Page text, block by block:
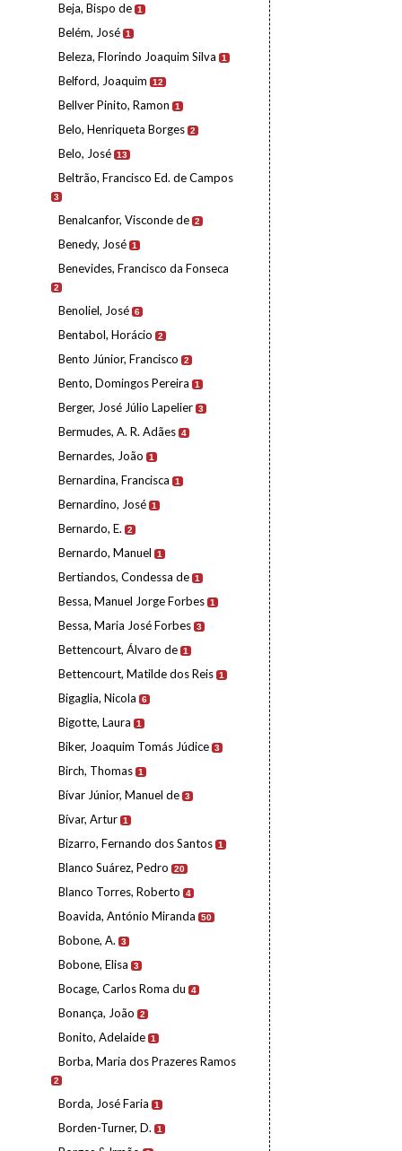
Beja, Bispo de 1
Belém, José 1
Beleza, Florindo Joaquim Silva 1
Belford, Joaquim 12
Bellver Pinito, Ramon 1
Belo, Henriqueta Borges 2
Belo, José 13
Beltrão, Francisco Ed. de Campos
3
Benalcanfor, Visconde de 2
Benedy, José 1
Benevides, Francisco da Fonseca
2
Benoliel, José 6
Bentabol, Horácio 2
Bento Júnior, Francisco 2
Bento, Domingos Pereira 1
Berger, José Júlio Lapelier 3
Bermudes, A. R. Adães 4
Bernardes, João 1
Bernardina, Francisca 1
Bernardino, José 1
Bernardo, E. 2
Bernardo, Manuel 1
Bertiandos, Condessa de 1
Bessa, Manuel Jorge Forbes 1
Bessa, Maria José Forbes 3
Bettencourt, Álvaro de 1
Bettencourt, Matilde dos Reis 1
Bigaglia, Nicola 6
Bigotte, Laura 1
Biker, Joaquim Tomás Júdice 3
Birch, Thomas 1
Bívar Júnior, Manuel de 3
Bívar, Artur 1
Bizarro, Fernando dos Santos 1
Blanco Suárez, Pedro 20
Blanco Torres, Roberto 4
Boavida, António Miranda 50
Bobone, A. 3
Bobone, Elisa 3
Bocage, Carlos Roma du 4
Bonança, João 2
Bonito, Adelaide 1
Borba, Maria dos Prazeres Ramos
2
Borda, José Faria 1
Borden-Turner, D. 1